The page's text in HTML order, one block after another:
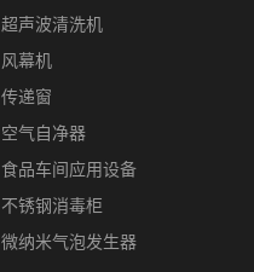
超声波清洗机
风幕机
传递窗
空气自净器
食品车间应用设备
不锈钢消毒柜
微纳米气泡发生器